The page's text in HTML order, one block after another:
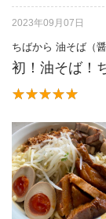
2023年09月07日
ちばから 油そば（
初！油そば！